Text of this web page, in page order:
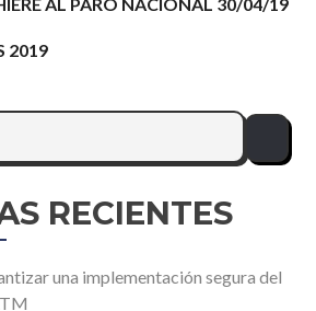
AL PARO NACIONAL 30/04/19
2019
RECIENTES
una implementación segura del